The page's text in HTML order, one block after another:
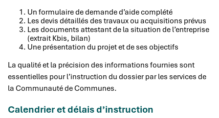
Un formulaire de demande d’aide complété
Les devis détaillés des travaux ou acquisitions prévus
Les documents attestant de la situation de l’entreprise
(extrait Kbis, bilan)
Une présentation du projet et de ses objectifs
La qualité et la précision des informations fournies sont
essentielles pour l’instruction du dossier par les services de
la Communauté de Communes.
Calendrier et délais d’instruction